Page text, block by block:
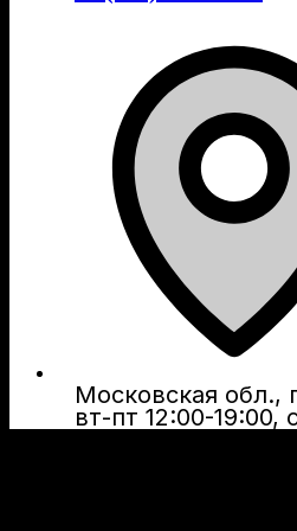
Московская обл.,
вт-пт 12:00-19:00,